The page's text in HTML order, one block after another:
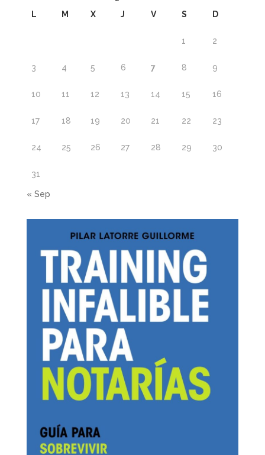
L M X J V S D
1 2
3 4 5 6 7 8 9
10 11 12 13 14 15 16
17 18 19 20 21 22 23
24 25 26 27 28 29 30
31
« Sep